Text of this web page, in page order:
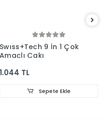
Swıss+Tech 9 İn 1 Çok
Amaçlı Çakı
1.044 TL
Sepete Ekle